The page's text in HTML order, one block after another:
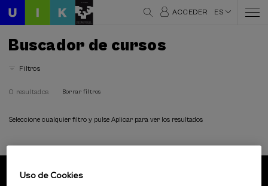
ACCEDER ES
Buscador de cursos
Filtros
0 resultados Borrar filtros
Seleccione cualquier filtro y pulse Aplicar para ver los resultados
Uso de Cookies